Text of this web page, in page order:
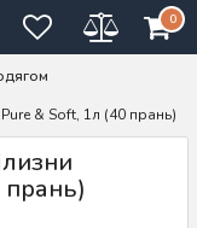
0
& Soft, 1л (40 прань)
прань)